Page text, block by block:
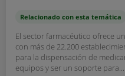
Relacionado con esta temática
El sector farmacéutico ofrece
con más de 22.200
para la dispensación de
equipos y ser un soporte para...